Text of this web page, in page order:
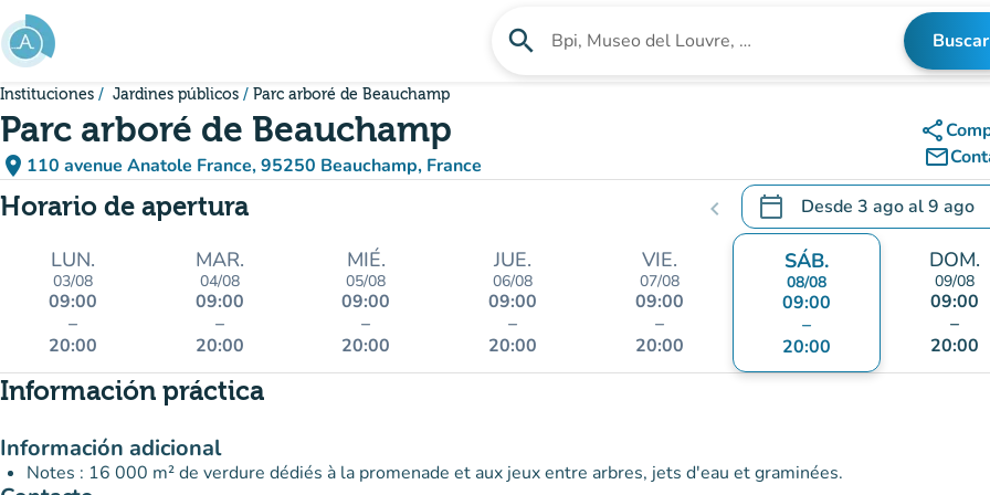
Ir al contenido principal
search Buscar un establecimiento Buscar
Instituciones Jardines públicos Parc arboré de Beauchamp
Parc arboré de Beauchamp
place 110 avenue Anatole France, 95250 Beauchamp, France
(abrir en Google Maps)
(nueva pestaña)
share
mail_outline
Horario de apertura chevron_left calendar_today Desde 3 agoal9 ago
.Abra el calendario para
LUN.
03/08
09:00
–
20:00
MAR.
04/08
09:00
–
20:00
MIÉ.
05/08
09:00
–
20:00
JUE.
06/08
09:00
–
20:00
VIE.
07/08
09:00
–
20:00
SÁB.
08/08
09:00
–
20:00
DOM.
09/08
09:00
–
20:00
Información práctica
Información adicional
Notes : 16 000 m² de verdure dédiés à la promenade et aux jeux entre arbres, jets d'eau et graminées.